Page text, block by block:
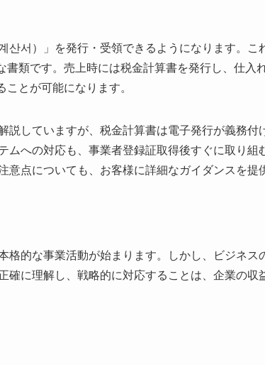
서）」を発行・受領できるようになります。こ
書類です。売上時には税金計算書を発行し、仕入
とが可能になります。
説していますが、税金計算書は電子発行が義務付
への対応も、事業者登録証取得後すぐに取り組
点についても、お客様に詳細なガイダンスを提
的な事業活動が始まります。しかし、ビジネス
に理解し、戦略的に対応することは、企業の収